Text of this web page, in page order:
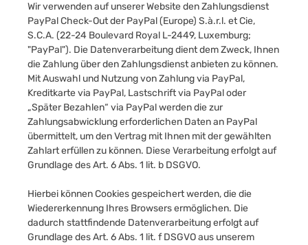
Wir verwenden auf unserer Website den Zahlungsdienst
PayPal Check-Out der PayPal (Europe) S.à.r.l. et Cie,
S.C.A. (22-24 Boulevard Royal L-2449, Luxemburg;
"PayPal"). Die Datenverarbeitung dient dem Zweck, Ihnen
die Zahlung über den Zahlungsdienst anbieten zu können.
Mit Auswahl und Nutzung von Zahlung via PayPal,
Kreditkarte via PayPal, Lastschrift via PayPal oder
„Später Bezahlen“ via PayPal werden die zur
Zahlungsabwicklung erforderlichen Daten an PayPal
übermittelt, um den Vertrag mit Ihnen mit der gewählten
Zahlart erfüllen zu können. Diese Verarbeitung erfolgt auf
Grundlage des Art. 6 Abs. 1 lit. b DSGVO.
Hierbei können Cookies gespeichert werden, die die
Wiedererkennung Ihres Browsers ermöglichen. Die
dadurch stattfindende Datenverarbeitung erfolgt auf
Grundlage des Art. 6 Abs. 1 lit. f DSGVO aus unserem